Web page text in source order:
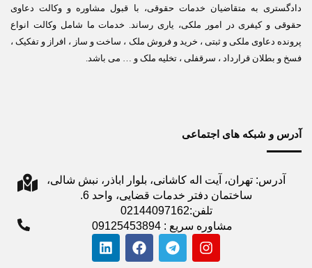
دادگستری به متقاضیان خدمات حقوقی، با قبول مشاوره و وکالت دعاوی
حقوقی و کیفری در امور ملکی، یاری رساند. خدمات ما شامل وکالت انواع
پرونده دعاوی ملکی و ثبتی ، خرید و فروش ملک ، ساخت و ساز ، افراز و تفکیک ،
فسخ و بطلان قرارداد ، سرقفلی ، تخلیه ملک و … می باشد.
آدرس و شبکه های اجتماعی
آدرس: تهران، آیت اله کاشانی، بلوار اباذر، نبش شالی،
ساختمان دفتر خدمات قضایی، واحد 6.
تلفن:02144097162
مشاوره سریع : 09125453894